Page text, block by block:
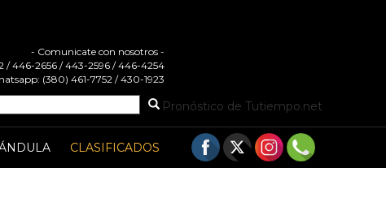
- Comunicate con nosotros -
/ 446-2656 / 443-2596 / 446-4254
(380) 461-7752 / 430-1923
Pronóstico de Tutiempo.net
CLASIFICADOS